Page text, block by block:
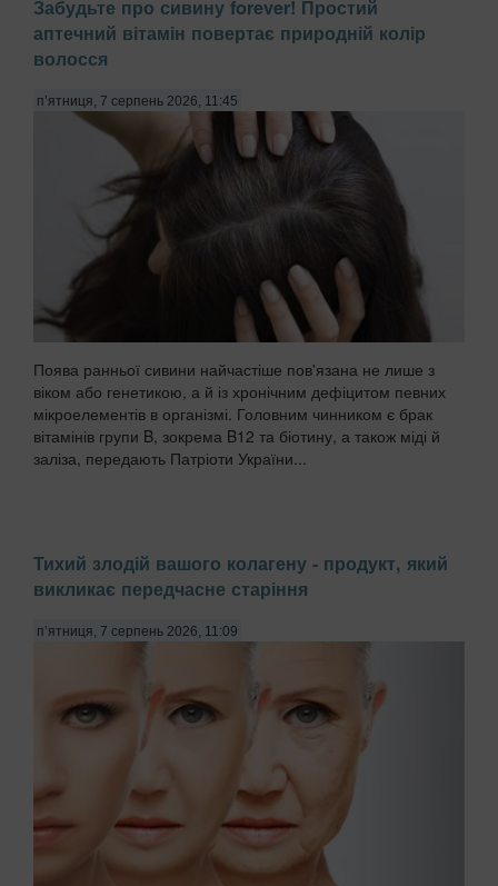
Забудьте про сивину forever! Простий
аптечний вітамін повертає природній колір
волосся
п’ятниця, 7 серпень 2026, 11:45
Поява ранньої сивини найчастіше пов'язана не лише з
віком або генетикою, а й із хронічним дефіцитом певних
мікроелементів в організмі. Головним чинником є брак
вітамінів групи B, зокрема B12 та біотину, а також міді й
заліза, передають Патріоти України...
Тихий злодій вашого колагену - продукт, який
викликає передчасне старіння
п’ятниця, 7 серпень 2026, 11:09